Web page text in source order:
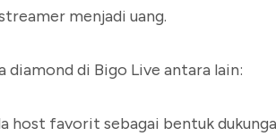
menjadi uang.
diamond di Bigo Live antara lain:
host favorit sebagai bentuk